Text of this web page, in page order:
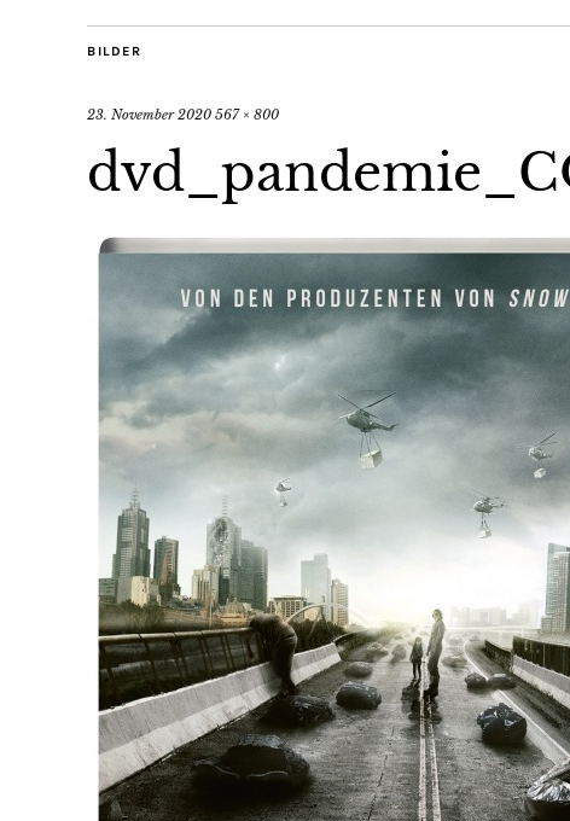
BILDER
23. November 2020 567 × 800